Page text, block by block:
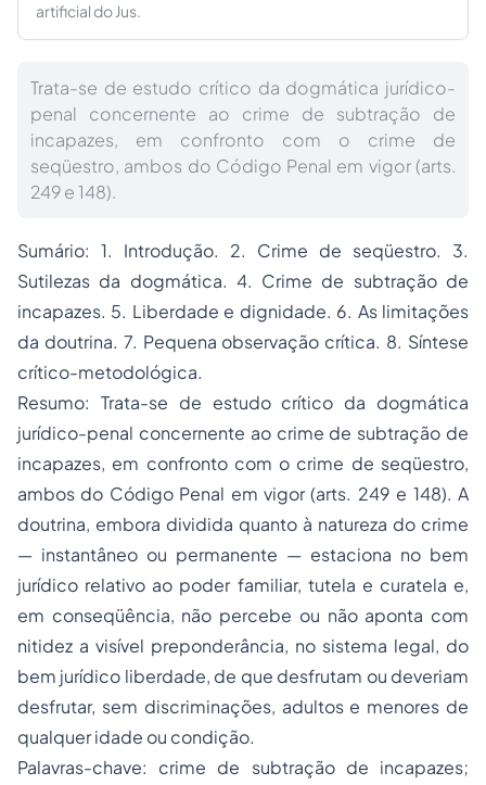
artificial do Jus.
Trata-se de estudo crítico da dogmática jurídico-
penal concernente ao crime de subtração de
incapazes, em confronto com o crime de
seqüestro, ambos do Código Penal em vigor (arts.
249 e 148).
Sumário: 1. Introdução. 2. Crime de seqüestro. 3.
Sutilezas da dogmática. 4. Crime de subtração de
incapazes. 5. Liberdade e dignidade. 6. As limitações
da doutrina. 7. Pequena observação crítica. 8. Síntese
crítico-metodológica.
Resumo: Trata-se de estudo crítico da dogmática
jurídico-penal concernente ao crime de subtração de
incapazes, em confronto com o crime de seqüestro,
ambos do Código Penal em vigor (arts. 249 e 148). A
doutrina, embora dividida quanto à natureza do crime
— instantâneo ou permanente — estaciona no bem
jurídico relativo ao poder familiar, tutela e curatela e,
em conseqüência, não percebe ou não aponta com
nitidez a visível preponderância, no sistema legal, do
bem jurídico liberdade, de que desfrutam ou deveriam
desfrutar, sem discriminações, adultos e menores de
qualquer idade ou condição.
Palavras-chave: crime de subtração de incapazes;